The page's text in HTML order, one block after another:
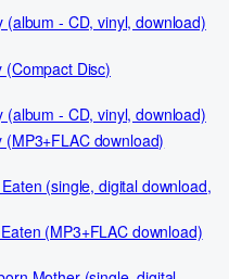
(Compact Disc)
download)
(MP3+FLAC download)